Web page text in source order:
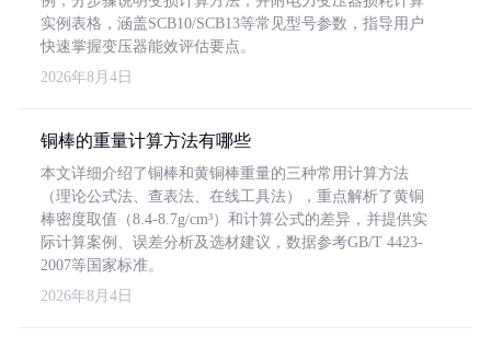
实例表格，涵盖SCB10/SCB13等常见型号参数，指导用户
快速掌握变压器能效评估要点。
2026年8月4日
铜棒的重量计算方法有哪些
本文详细介绍了铜棒和黄铜棒重量的三种常用计算方法
（理论公式法、查表法、在线工具法），重点解析了黄铜
棒密度取值（8.4-8.7g/cm³）和计算公式的差异，并提供实
际计算案例、误差分析及选材建议，数据参考GB/T 4423-
2007等国家标准。
2026年8月4日